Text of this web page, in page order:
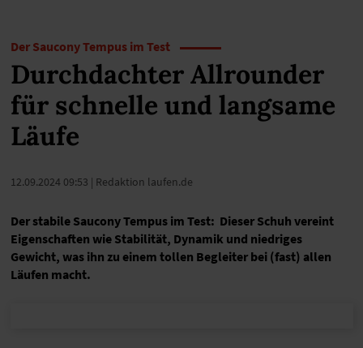
Der Saucony Tempus im Test
Durchdachter Allrounder
für schnelle und langsame
Läufe
12.09.2024 09:53 | Redaktion laufen.de
Der stabile Saucony Tempus im Test: Dieser Schuh vereint
Eigenschaften wie Stabilität, Dynamik und niedriges
Gewicht, was ihn zu einem tollen Begleiter bei (fast) allen
Läufen macht.